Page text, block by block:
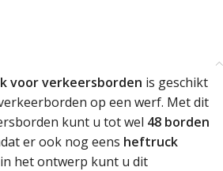
voor verkeersborden is geschikt
op een werf. Met dit
kunt u tot wel 48 borden
er ook nog eens heftruck
het ontwerp kunt u dit